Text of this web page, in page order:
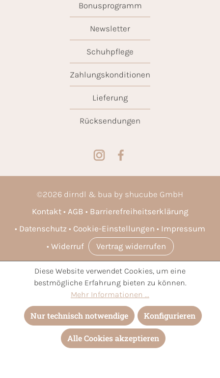
Bonusprogramm
Newsletter
Schuhpflege
Zahlungskonditionen
Lieferung
Rücksendungen
©2026 dirndl & bua by shucube GmbH
Kontakt
AGB
Barrierefreiheitserklärung
Datenschutz
Cookie-Einstellungen
Impressum
Widerruf
Vertrag widerrufen
* Alle Preise inkl. gesetzl. Mehrwertsteuer zzgl.Versandkosten
und ggf. Nachnahmegebühren, wenn nicht anders angegeben.
Diese Website verwendet Cookies, um eine
bestmögliche Erfahrung bieten zu können.
Mehr Informationen ...
Nur technisch notwendige Konfigurieren
Alle Cookies akzeptieren